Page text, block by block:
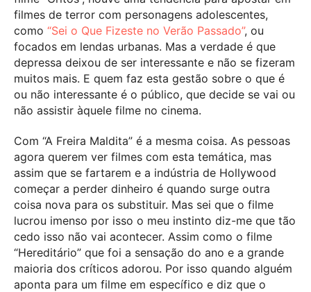
filmes de terror com personagens adolescentes,
como “Sei o Que Fizeste no Verão Passado”, ou
focados em lendas urbanas. Mas a verdade é que
depressa deixou de ser interessante e não se fizeram
muitos mais. E quem faz esta gestão sobre o que é
ou não interessante é o público, que decide se vai ou
não assistir àquele filme no cinema.
Com “A Freira Maldita” é a mesma coisa. As pessoas
agora querem ver filmes com esta temática, mas
assim que se fartarem e a indústria de Hollywood
começar a perder dinheiro é quando surge outra
coisa nova para os substituir. Mas sei que o filme
lucrou imenso por isso o meu instinto diz-me que tão
cedo isso não vai acontecer. Assim como o filme
“Hereditário” que foi a sensação do ano e a grande
maioria dos críticos adorou. Por isso quando alguém
aponta para um filme em específico e diz que o